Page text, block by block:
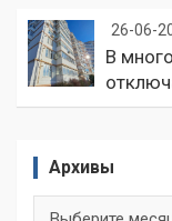
26-06-
В
Архивы